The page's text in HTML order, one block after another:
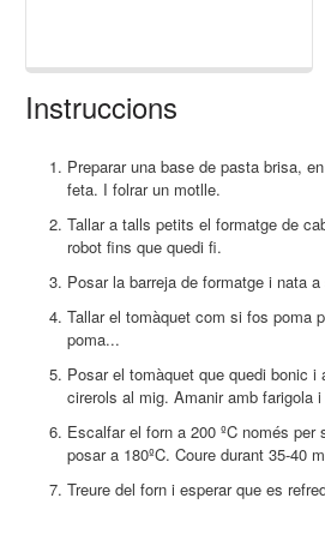
Instruccions
Preparar una base de pasta brisa,
feta. I folrar un motlle.
Tallar a talls petits el formatge de
robot fins que quedi fi.
Posar la barreja de formatge i nata
Tallar el tomàquet com si fos poma
poma...
Posar el tomàquet que quedi bonic
cirerols al mig. Amanir amb farigola i
Escalfar el forn a 200 ºC només
posar a 180ºC. Coure durant 35-40
Treure del forn i esperar que es